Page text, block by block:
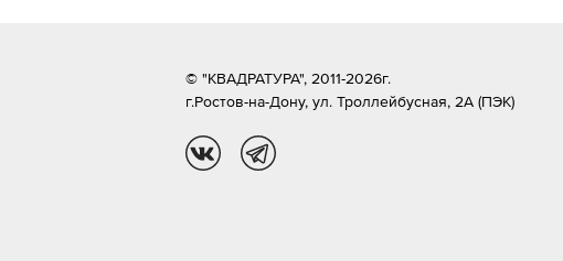
© "КВАДРАТУРА", 2011-2026г.
г.Ростов-на-Дону, ул. Троллейбусная, 2А (ПЭК)